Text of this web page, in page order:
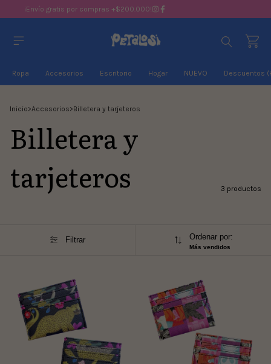
¡Envío gratis por compras +$200.000!
Ropa Accesorios Escritorio Hogar NUEVO Descuentos
Inicio>Accesorios>Billetera y tarjeteros
Billetera y
tarjeteros
3 productos
Filtrar Ordenar por:
Más vendidos